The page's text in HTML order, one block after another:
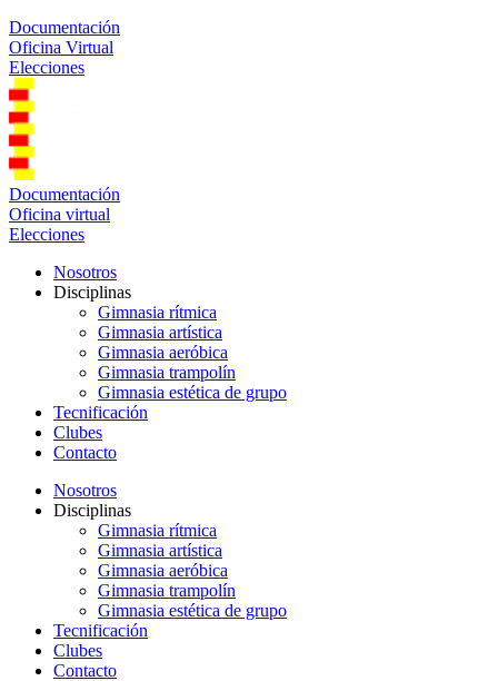
Documentación
Oficina Virtual
Elecciones
Documentación
Oficina virtual
Elecciones
Nosotros
Disciplinas
Gimnasia rítmica
Gimnasia artística
Gimnasia aeróbica
Gimnasia trampolín
Gimnasia estética de grupo
Tecnificación
Clubes
Contacto
Nosotros
Disciplinas
Gimnasia rítmica
Gimnasia artística
Gimnasia aeróbica
Gimnasia trampolín
Gimnasia estética de grupo
Tecnificación
Clubes
Contacto